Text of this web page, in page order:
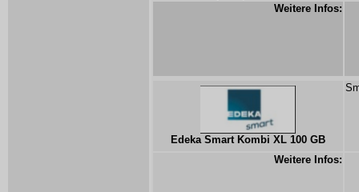
Weitere Infos:
Edeka Smart Kombi XL 100 GB
Weitere Infos: